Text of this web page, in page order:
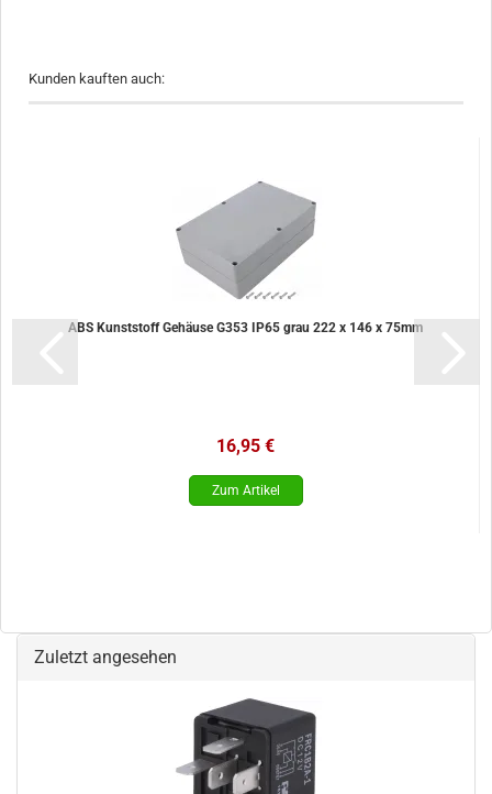
Kunden kauften auch:
ABS Kunststoff Gehäuse G353 IP65 grau 222 x 146 x 75mm
16,95 €
Zuletzt angesehen